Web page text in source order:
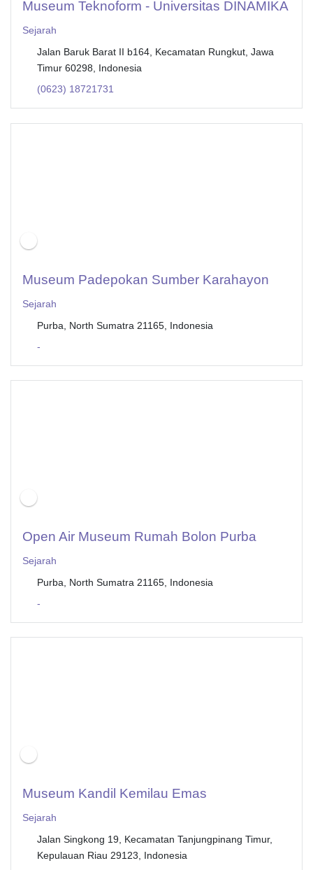
Museum Teknoform - Universitas DINAMIKA
Sejarah
Jalan Baruk Barat II b164, Kecamatan Rungkut, Jawa
Timur 60298, Indonesia
(0623) 18721731
Museum Padepokan Sumber Karahayon
Sejarah
Purba, North Sumatra 21165, Indonesia
-
Open Air Museum Rumah Bolon Purba
Sejarah
Purba, North Sumatra 21165, Indonesia
-
Museum Kandil Kemilau Emas
Sejarah
Jalan Singkong 19, Kecamatan Tanjungpinang Timur,
Kepulauan Riau 29123, Indonesia